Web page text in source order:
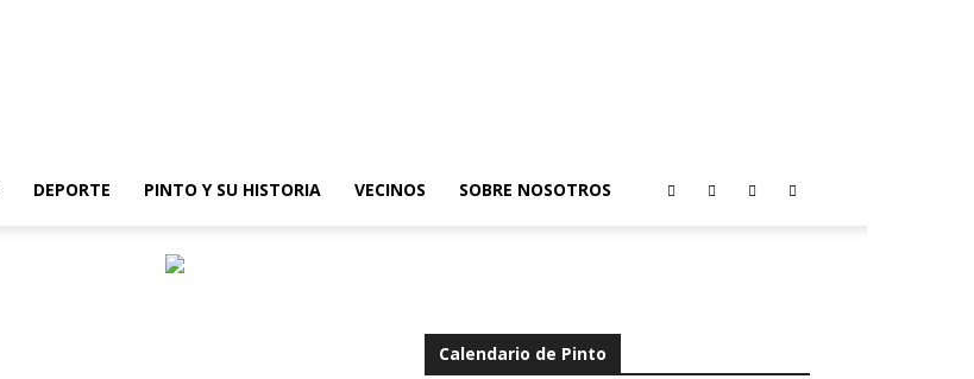
DEPORTE PINTO Y SU HISTORIA VECINOS SOBRE NOSOTROS
Calendario de Pinto